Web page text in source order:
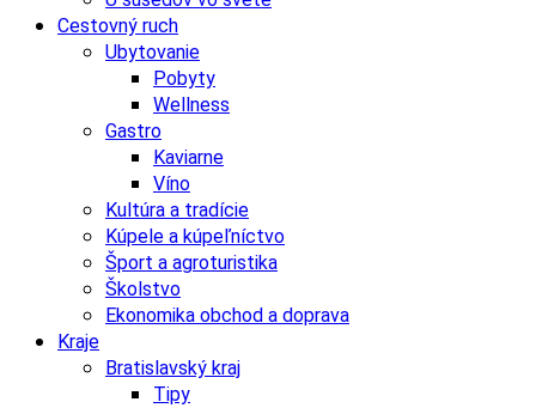
Cestovný ruch
Ubytovanie
Pobyty
Wellness
Gastro
Kaviarne
Víno
Kultúra a tradície
Kúpele a kúpeľníctvo
Šport a agroturistika
Školstvo
Ekonomika obchod a doprava
Kraje
Bratislavský kraj
Tipy